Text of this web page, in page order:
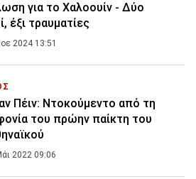
για το Χαλοουίν - Δύο
έξι τραυματίες
2024 13:51
Πέιν: Ντοκούμεντο από τη
του πρώην παίκτη του
2022 09:06